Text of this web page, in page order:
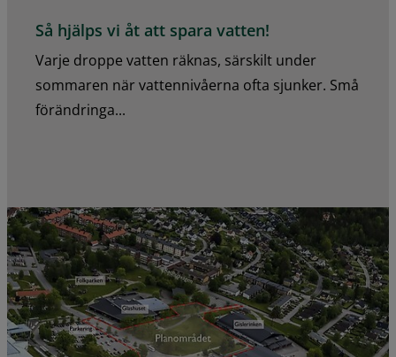
Så hjälps vi åt att spara vatten!
Varje droppe vatten räknas, särskilt under
sommaren när vattennivåerna ofta sjunker. Små
förändringa...